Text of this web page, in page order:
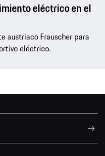
eléctrico en el
austriaco Frauscher para
eléctrico.